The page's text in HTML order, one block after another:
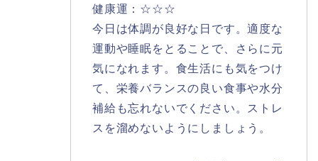
健康運：☆☆☆
今日は体調が良好な日です。適度な
運動や睡眠をとることで、さらに元
気になれます。食生活にも気をつけ
て、栄養バランスの良い食事や水分
補給も忘れないでください。ストレ
スを溜めないようにしましょう。